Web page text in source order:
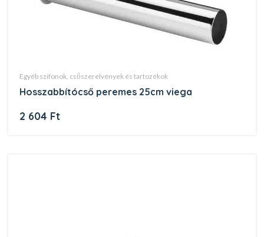
egyéb szifonok, csőszerelvények és tartozékok
hosszabbítócső peremes 25cm viega
2 604 Ft